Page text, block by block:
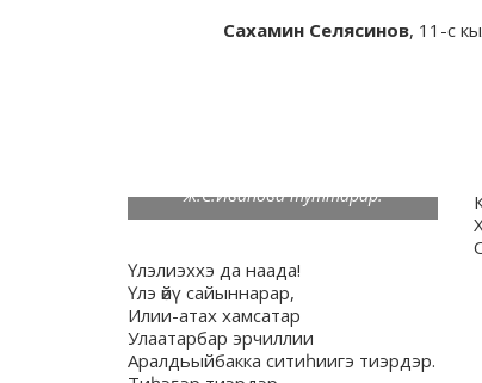
Сахамин Селясинов, 11-с
Ж.С.Иванова туттарар.
Үлэлиэххэ да наада!
Үлэ өйү сайыннарар,
Илии-атах хамсатар
Улаатарбар эрчиллии
Аралдьыйбакка ситиһиигэ тиэрдэр.